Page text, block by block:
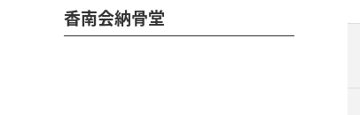
香南会納骨堂